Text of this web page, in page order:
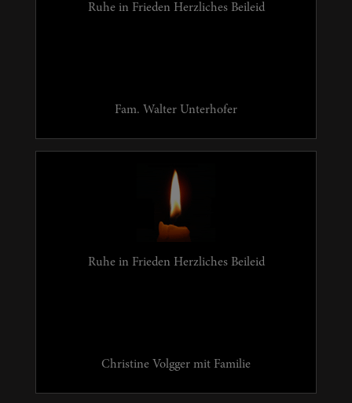
Ruhe in Frieden Herzliches Beileid
Fam. Walter Unterhofer
Ruhe in Frieden Herzliches Beileid
Christine Volgger mit Familie